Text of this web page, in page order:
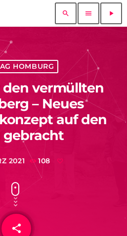
search menu play_arrow
HOMBURG
den vermüllten
– Neues
auf den
gebracht
2021 108
share
email